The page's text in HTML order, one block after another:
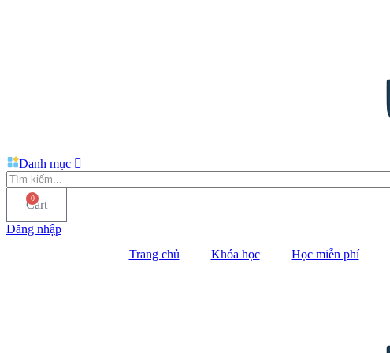
Danh mục
0
Cart
Đăng nhập
Trang chủ
Khóa học Học miễn phí